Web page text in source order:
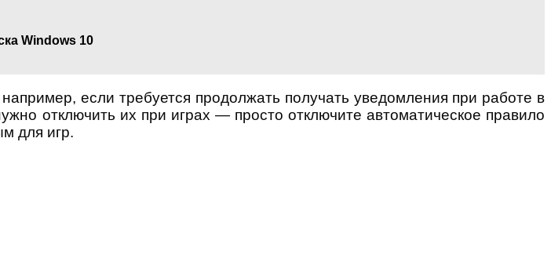
Windows 10
если требуется продолжать получать уведомления при работе в
отключить их при играх — просто отключите автоматическое правило
для игр.